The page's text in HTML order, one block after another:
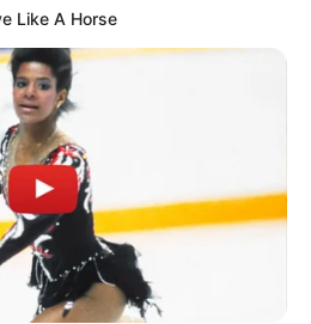
Like A Horse